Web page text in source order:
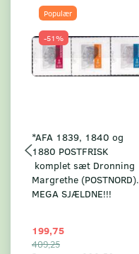
Populær
-51%
*AFA 1839, 1840 og
1880 POSTFRISK
komplet sæt Dronning
Margrethe (POSTNORD).
MEGA SJÆLDNE!!!
199,75
409,25